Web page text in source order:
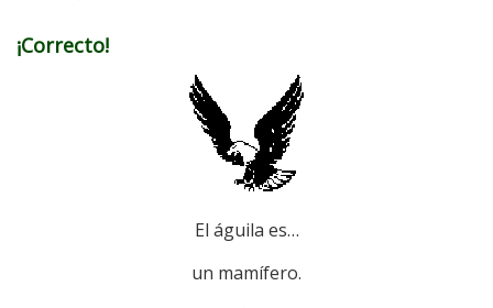
¡Correcto!
El águila es…
un mamífero.